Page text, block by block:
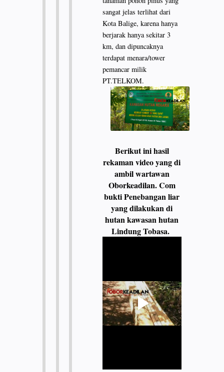
sangat jelas terlihat dari
Kota Balige, karena hanya
berjarak hanya sekitar 3
km, dan dipuncaknya
terdapat menara/tower
pemancar milik
PT.TELKOM.
Berikut ini hasil
rekaman video yang di
ambil wartawan
Oborkeadilan. Com
bukti Penebangan liar
yang dilakukan di
hutan kawasan hutan
Lindung Tobasa.